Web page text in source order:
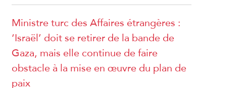
Ministre turc des Affaires étrangères :
‘Israël’ doit se retirer de la bande de
Gaza, mais elle continue de faire
obstacle à la mise en œuvre du plan de
paix